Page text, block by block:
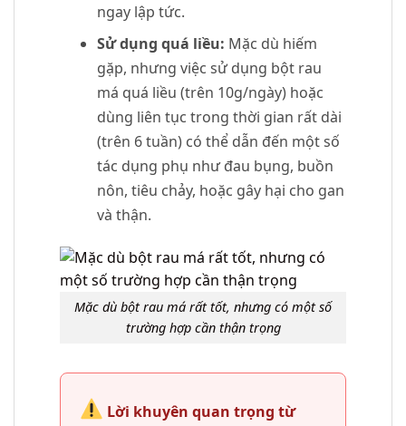
ngay lập tức.
Sử dụng quá liều: Mặc dù hiếm
gặp, nhưng việc sử dụng bột rau
má quá liều (trên 10g/ngày) hoặc
dùng liên tục trong thời gian rất dài
(trên 6 tuần) có thể dẫn đến một số
tác dụng phụ như đau bụng, buồn
nôn, tiêu chảy, hoặc gây hại cho gan
và thận.
Mặc dù bột rau má rất tốt, nhưng có một số
trường hợp cần thận trọng
Lời khuyên quan trọng từ